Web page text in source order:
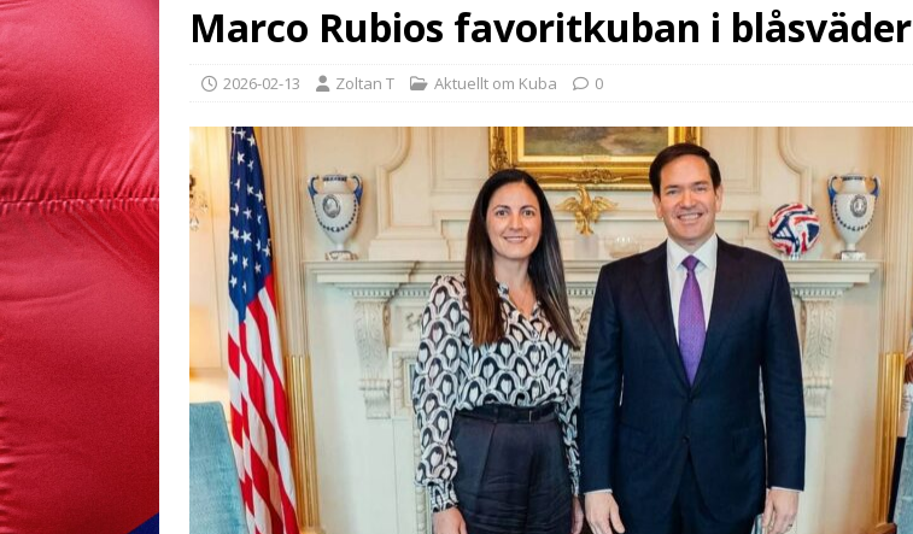
Marco Rubios favoritkuban i blåsväder
2026-02-13 Zoltan T Aktuellt om Kuba 0